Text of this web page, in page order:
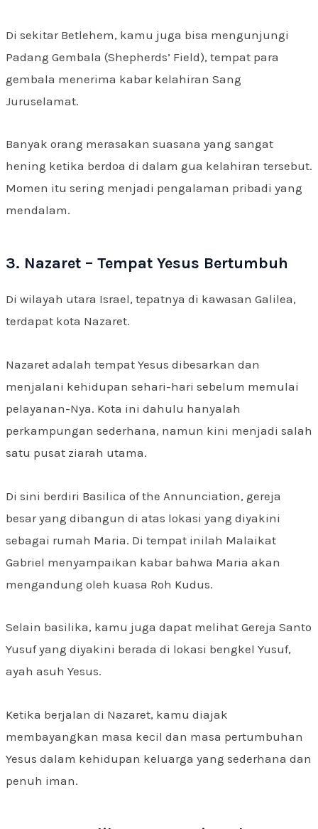
Di sekitar Betlehem, kamu juga bisa mengunjungi
Padang Gembala (Shepherds’ Field), tempat para
gembala menerima kabar kelahiran Sang
Juruselamat.
Banyak orang merasakan suasana yang sangat
hening ketika berdoa di dalam gua kelahiran tersebut.
Momen itu sering menjadi pengalaman pribadi yang
mendalam.
3. Nazaret – Tempat Yesus Bertumbuh
Di wilayah utara Israel, tepatnya di kawasan Galilea,
terdapat kota Nazaret.
Nazaret adalah tempat Yesus dibesarkan dan
menjalani kehidupan sehari-hari sebelum memulai
pelayanan-Nya. Kota ini dahulu hanyalah
perkampungan sederhana, namun kini menjadi salah
satu pusat ziarah utama.
Di sini berdiri Basilica of the Annunciation, gereja
besar yang dibangun di atas lokasi yang diyakini
sebagai rumah Maria. Di tempat inilah Malaikat
Gabriel menyampaikan kabar bahwa Maria akan
mengandung oleh kuasa Roh Kudus.
Selain basilika, kamu juga dapat melihat Gereja Santo
Yusuf yang diyakini berada di lokasi bengkel Yusuf,
ayah asuh Yesus.
Ketika berjalan di Nazaret, kamu diajak
membayangkan masa kecil dan masa pertumbuhan
Yesus dalam kehidupan keluarga yang sederhana dan
penuh iman.